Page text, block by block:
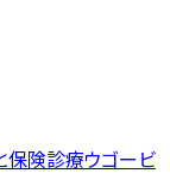
保険診療ウゴービ